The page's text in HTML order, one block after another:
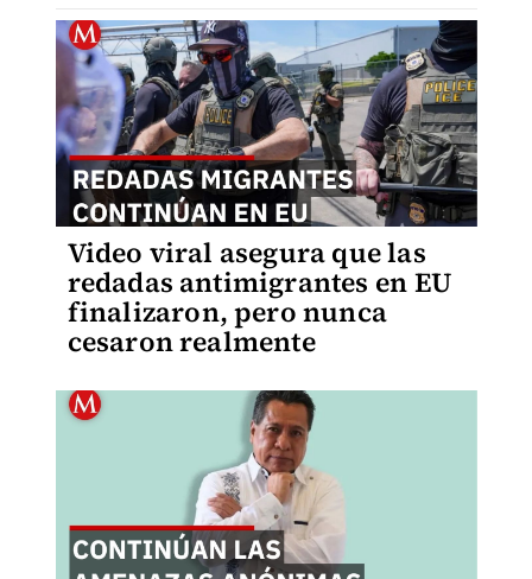
Video viral asegura que las
redadas antimigrantes en EU
finalizaron, pero nunca
cesaron realmente